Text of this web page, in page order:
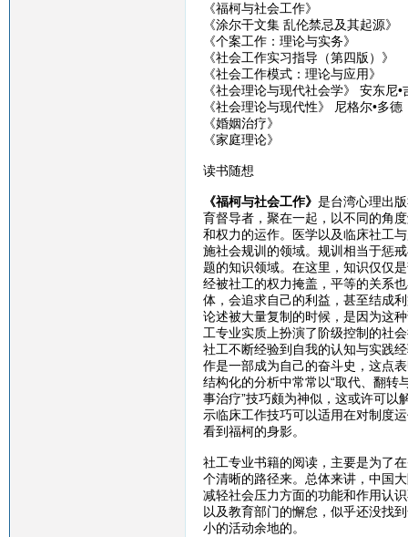
《福柯与社会工作》
《涂尔干文集 乱伦禁忌及其起源》
《个案工作：理论与实务》
《社会工作实习指导（第四版）》
《社会工作模式：理论与应用》
《社会理论与现代社会学》 安东尼•
《社会理论与现代性》 尼格尔•多德
《婚姻治疗》
《家庭理论》
读书随想
《福柯与社会工作》 是台湾心理出
育督导者，聚在一起，以不同的角
和权力的运作。医学以及临床社工
施社会规训的领域。规训相当于惩
题的知识领域。在这里，知识仅仅
经被社工的权力掩盖，平等的关系
体，会追求自己的利益，甚至结成
论述被大量复制的时候，是因为这
工专业实质上扮演了阶级控制的社
社工不断经验到自我的认知与实践
作是一部成为自己的奋斗史，这点
结构化的分析中常常以“取代、翻转
事治疗”技巧颇为神似，这或许可以
示临床工作技巧可以适用在对制度
看到福柯的身影。
社工专业书籍的阅读，主要是为了
个清晰的路径来。总体来讲，中国
减轻社会压力方面的功能和作用认
以及教育部门的懈怠，似乎还没找
小的活动余地的。